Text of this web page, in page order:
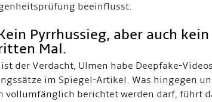
beeinflusst.
Pyrrhussieg, aber auch
Mal.
der Verdacht, Ulmen habe Deepfake-
im Spiegel-Artikel. Was hingegen
vollumfänglich berichtet werden darf, führt